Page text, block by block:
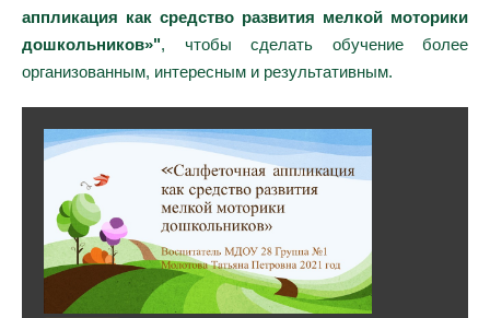
аппликация как средство развития мелкой моторики
дошкольников»", чтобы сделать обучение более
организованным, интересным и результативным.